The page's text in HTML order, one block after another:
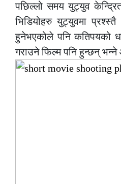
पछिल्लो समय युट्युव
भिडियोहरु युट्युवमा
हुनेभएकोले पनि कतिपयको
गराउने फिल्म पनि हुन्छन्